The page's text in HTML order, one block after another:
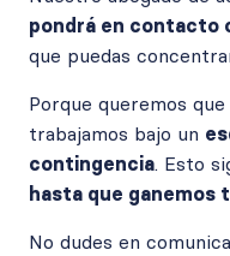
pondrá en contacto
que puedas
Porque queremos
trabajamos bajo un
contingencia. Esto
hasta que ganemos
No dudes en